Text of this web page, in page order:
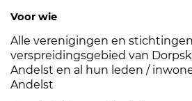
Voor wie
Alle verenigingen en
verspreidingsgebied van
Andelst en al hun leden /
Andelst